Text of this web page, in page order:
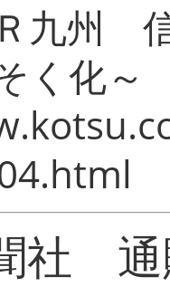
九州 信
く化～
社